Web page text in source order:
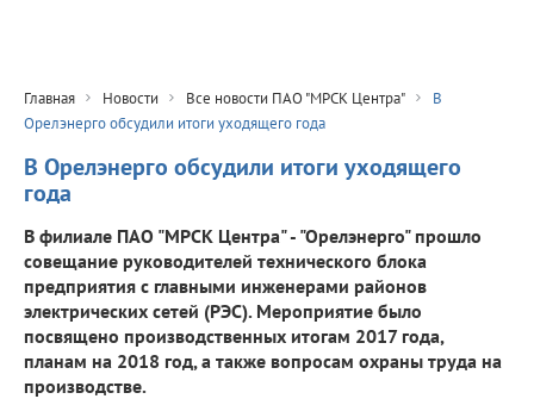
Главная Новости Все новости ПАО "МРСК Центра"
В
Орелэнерго обсудили итоги уходящего года
В Орелэнерго обсудили итоги уходящего
года
В филиале ПАО "МРСК Центра" - "Орелэнерго" прошло
совещание руководителей технического блока
предприятия с главными инженерами районов
электрических сетей (РЭС). Мероприятие было
посвящено производственных итогам 2017 года,
планам на 2018 год, а также вопросам охраны труда на
производстве.